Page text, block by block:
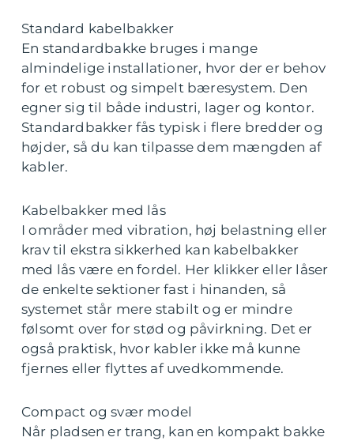
Standard kabelbakker
En standardbakke bruges i mange
almindelige installationer, hvor der er behov
for et robust og simpelt bæresystem. Den
egner sig til både industri, lager og kontor.
Standardbakker fås typisk i flere bredder og
højder, så du kan tilpasse dem mængden af
kabler.
Kabelbakker med lås
I områder med vibration, høj belastning eller
krav til ekstra sikkerhed kan kabelbakker
med lås være en fordel. Her klikker eller låser
de enkelte sektioner fast i hinanden, så
systemet står mere stabilt og er mindre
følsomt over for stød og påvirkning. Det er
også praktisk, hvor kabler ikke må kunne
fjernes eller flyttes af uvedkommende.
Compact og svær model
Når pladsen er trang, kan en kompakt bakke